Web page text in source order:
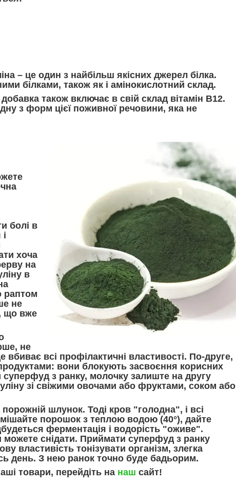
– це один з найбільш якісних джерел білка.
білками, також як і амінокислотний склад.
також включає в свій склад вітамін B12.
з форм цієї поживної речовини, яка не
болі в
хоча
на
в
раптом
не
що вже
не
вбиває всі профілактичні властивості. По-друге,
вони блокують засвоєння корисних
з ранку, молочку залиште на другу
зі свіжими овочами або фруктами, соком або
шлунок. Тоді кров "голодна", і всі
порошок з теплою водою (40°), дайте
ферментація і водорість "оживе".
можете снідати. Приймати суперфуд з ранку
властивість тонізувати організм, злегка
день. З нею ранок точно буде бадьорим.
товари, перейдіть на наш сайт!